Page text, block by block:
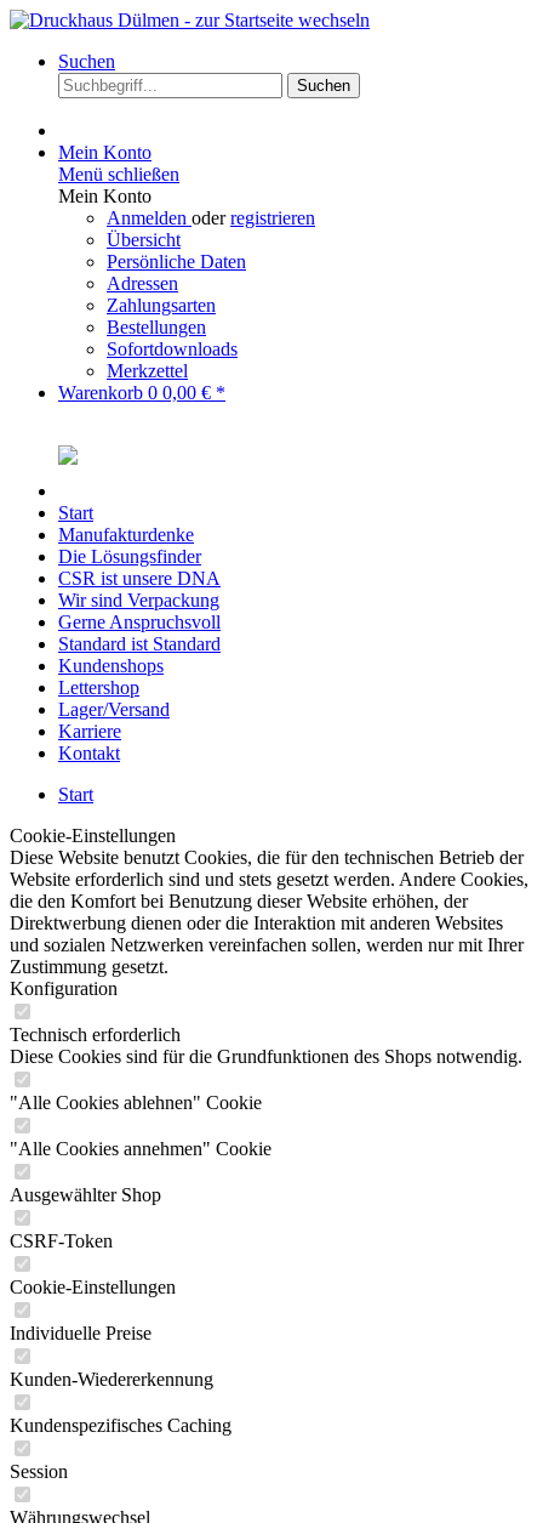
Suchen
Suchen
Mein Konto
Menü schließen
Mein Konto
Anmelden oderregistrieren
Übersicht
Persönliche Daten
Adressen
Zahlungsarten
Bestellungen
Sofortdownloads
Merkzettel
Warenkorb 0 0,00 € *
Start
Manufakturdenke
Die Lösungsfinder
CSR ist unsere DNA
Wir sind Verpackung
Gerne Anspruchsvoll
Standard ist Standard
Kundenshops
Lettershop
Lager/Versand
Karriere
Kontakt
Start
Cookie-Einstellungen
Diese Website benutzt Cookies, die für den technischen Betrieb der
Website erforderlich sind und stets gesetzt werden. Andere Cookies,
die den Komfort bei Benutzung dieser Website erhöhen, der
Direktwerbung dienen oder die Interaktion mit anderen Websites
und sozialen Netzwerken vereinfachen sollen, werden nur mit Ihrer
Zustimmung gesetzt.
Konfiguration
Technisch erforderlich
Diese Cookies sind für die Grundfunktionen des Shops notwendig.
"Alle Cookies ablehnen" Cookie
"Alle Cookies annehmen" Cookie
Ausgewählter Shop
CSRF-Token
Cookie-Einstellungen
Individuelle Preise
Kunden-Wiedererkennung
Kundenspezifisches Caching
Session
Währungswechsel